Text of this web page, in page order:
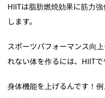
HIITは脂肪燃焼効果に筋力
します。
スポーツパフォーマンス向
れない体を作るには、HIITで
身体機能を上げるんです！